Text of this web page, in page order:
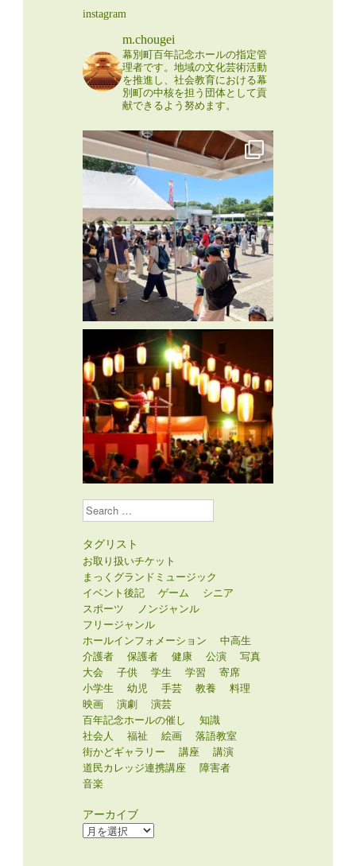
instagram
m.chougei
幕別町百年記念ホールの指定管
理者です。地域の文化芸術活動
を推進し、社会教育における幕
別町の中核を担う団体として貢
献できるよう努めます。
Search
タグリスト
お取り扱いチケット
まっくグランドミュージック
イベント後記
ゲーム
シニア
スポーツ
ノンジャンル
フリージャンル
ホールインフォメーション
中高生
介護者
保護者 健康 公演
写真
大会
子供 学生 学習
寄席
小学生
幼児 手芸 教養
料理
映画
演劇
演芸
百年記念ホールの催し
知識
社会人
福祉 絵画
落語教室
街かどギャラリー
講座
講演
道民カレッジ連携講座
障害者
音楽
アーカイブ
ア